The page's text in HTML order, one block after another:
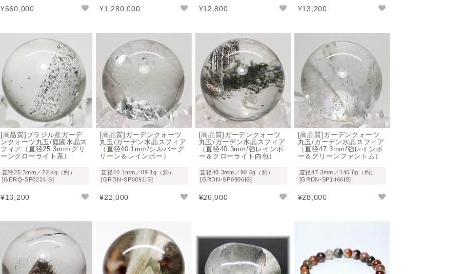
ガーデンクォーツおすすめ商品を見る
ガーデン水晶の意味合いやスピリチュアル効果＜財運と健康＞
ガーデンクォーツの石言葉： 事業発展・商売繁盛・健康運・開運・金運・財運・ビジネスの成功・癒し
ガーデンクォーツ（庭園水晶）は「正財運（ギャンブル性のない財運）」を象徴し、真面目に働き築いて
きた人に幸運をもたらす石
と伝えられていることから、中国では自営業や経営者、ビジネス成功の縁起物
として大切にされてきた水晶と伝えられています。
また、外部から受けるマイナスエネルギーから持ち主を守り、癒しと健康をもたらしてくれる効果 を持つ
感じるのは案外自然なことなのかもしれません。
ガーデン水晶のお手入れと浄化方法
ガーデン水晶（ガーデンクォーツ）は基本的に水晶に閉じ込められた状態ですので、基本的に水晶の扱い
と同じとなります。
¥660,000 ¥1,280,000 ¥12,800 ¥13,200
[高品質]ブラジル産ガーデ
ンクォーツ丸玉/庭園水晶ス
フィア（直径25.3mm/グリ
ーンクローライト系）
直径25.3mm／22.4g（約）
[GERQ-SP0224IS]
¥13,200
[高品質]ガーデンクォーツ
丸玉/ガーデン水晶スフィア
（直径40.1mm/シルバーグ
リーン＆レインボー）
直径40.1mm／89.1g（約）
[GRDN-SP0891IS]
¥22,000
[高品質]ガーデンクォーツ
丸玉/ガーデン水晶スフィア
（直径40.3mm/強レインボ
ー＆クローライト内包）
直径40.3mm／90.6g（約）
[GRDN-SP0906IS]
¥26,000
[高品質]ガーデンクォーツ
丸玉/ガーデン水晶スフィア
（直径47.3mm/強レインボ
ー＆グリーンファントム）
直径47.3mm／146.6g（約）
[GRDN-SP1466IS]
¥28,000